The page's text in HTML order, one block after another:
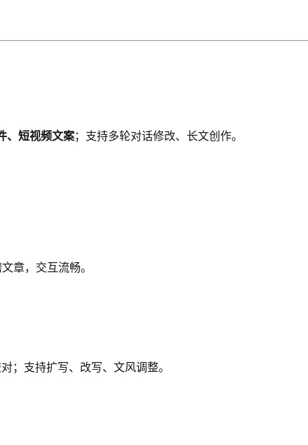
、短视频文案；支持多轮对话修改、长文创作。
章，交互流畅。
；支持扩写、改写、文风调整。